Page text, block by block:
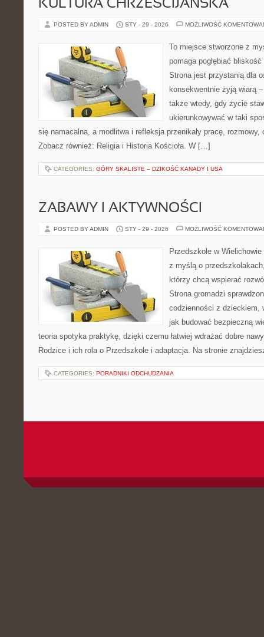
KULTURA CHRZEŚCIJAŃSKA
POSTED BY ADMIN STY - 29 - 2026 MOŻLIWOŚĆ
To miejsce stworzone z
pomaga pogłębiać
Strona jest przystanią dla
konsekwentnie żyją wiarą
także wtedy, gdy życie
ukierunkowywać w taki
się namacalna, a modlitwa i refleksja przenikały pracę,
Zobacz również: Religia i Historia Kościoła. W […]
CATEGORIES: GÓRY SKALISTE – DZIKOŚĆ KANADY I USA
ZABAWY I AKTYWNOŚCI
POSTED BY ADMIN STY - 29 - 2026 MOŻLIWOŚĆ
Przedszkole w
z myślą o
którzy chcą wspierać
Strona gromadzi
codzienności z dzieckiem,
jak budować bezpieczną
teoria spotyka praktykę, dzięki czemu łatwiej wdrażać dobre
Rodzice i ich rola o Przedszkole i adaptacja. Na stronie
CATEGORIES: PORADNIKI ODCHUDZANIA